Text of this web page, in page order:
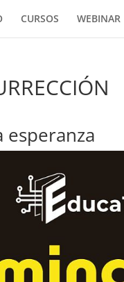
CURSOS WEBINAR
esperanza